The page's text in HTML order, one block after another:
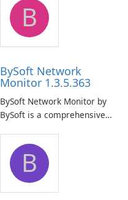
to easily browse and manage
shared folders on their
network.
B
BySoft Network
Monitor 1.3.5.363
BySoft Network Monitor by
BySoft is a comprehensive
designed to help businesses
effectively manage their
network infrastructure.
B